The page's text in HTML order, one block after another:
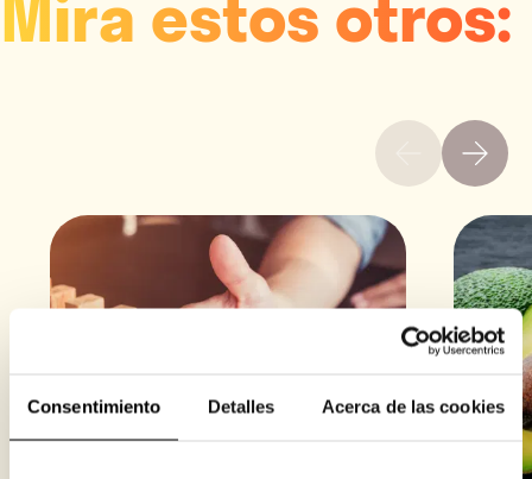
Consentimiento Detalles Acerca de las cookies
Mira estos otros: